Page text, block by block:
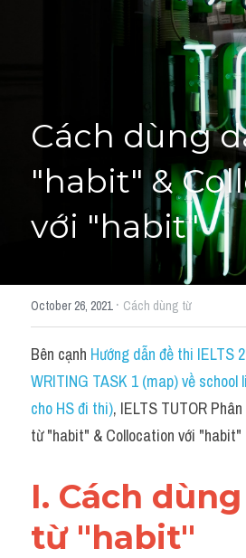
Cách dùng
"habit" &
với "habit"
October 26, 2021· Cách dùng từ
Bên cạnh Hướng dẫn đề thi IELTS
WRITING TASK 1 (map) về school
cho HS đi thi), IELTS TUTOR
từ "habit" & Collocation với "habit"
I. Cách
từ "habit"